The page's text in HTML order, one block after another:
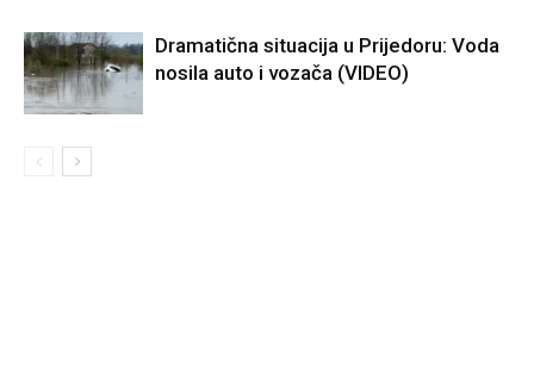
Dramatična situacija u Prijedoru: Voda
nosila auto i vozača (VIDEO)